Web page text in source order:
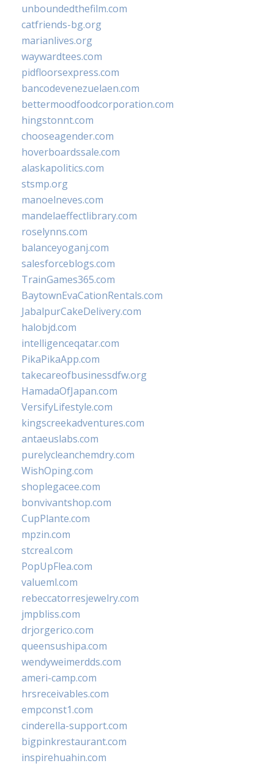
unboundedthefilm.com
catfriends-bg.org
marianlives.org
waywardtees.com
pidfloorsexpress.com
bancodevenezuelaen.com
bettermoodfoodcorporation.com
hingstonnt.com
chooseagender.com
hoverboardssale.com
alaskapolitics.com
stsmp.org
manoelneves.com
mandelaeffectlibrary.com
roselynns.com
balanceyoganj.com
salesforceblogs.com
TrainGames365.com
BaytownEvaCationRentals.com
JabalpurCakeDelivery.com
halobjd.com
intelligenceqatar.com
PikaPikaApp.com
takecareofbusinessdfw.org
HamadaOfJapan.com
VersifyLifestyle.com
kingscreekadventures.com
antaeuslabs.com
purelycleanchemdry.com
WishOping.com
shoplegacee.com
bonvivantshop.com
CupPlante.com
mpzin.com
stcreal.com
PopUpFlea.com
valueml.com
rebeccatorresjewelry.com
jmpbliss.com
drjorgerico.com
queensushipa.com
wendyweimerdds.com
ameri-camp.com
hrsreceivables.com
empconst1.com
cinderella-support.com
bigpinkrestaurant.com
inspirehuahin.com